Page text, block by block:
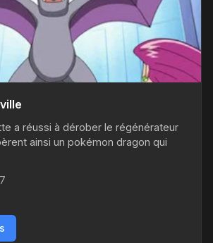
a réussi à dérober le régénérateur
ainsi un pokémon dragon qui